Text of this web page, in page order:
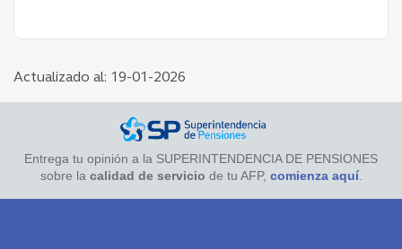
Actualizado al: 19-01-2026
Entrega tu opinión a la SUPERINTENDENCIA DE PENSIONES
sobre la calidad de servicio de tu AFP, comienza aquí.